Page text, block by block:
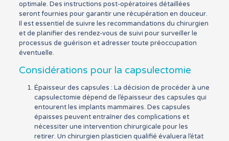
optimale. Des instructions post-opératoires détaillées
seront fournies pour garantir une récupération en douceur.
Il est essentiel de suivre les recommandations du chirurgien
et de planifier des rendez-vous de suivi pour surveiller le
processus de guérison et adresser toute préoccupation
éventuelle.
Considérations pour la capsulectomie
Épaisseur des capsules : La décision de procéder à une
capsulectomie dépend de l’épaisseur des capsules qui
entourent les implants mammaires. Des capsules
épaisses peuvent entraîner des complications et
nécessiter une intervention chirurgicale pour les
retirer. Un chirurgien plasticien qualifié évaluera l’état